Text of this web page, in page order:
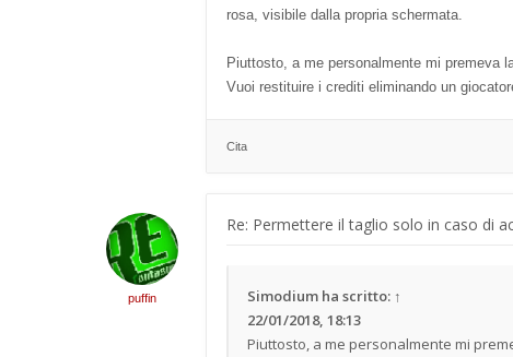
rosa, visibile dalla propria schermata.
Piuttosto, a me personalmente mi premeva
Vuoi restituire i crediti eliminando un
Cita
puffin
Re: Permettere il taglio solo in caso di
Simodium ha scritto: ↑
22/01/2018, 18:13
Piuttosto, a me personalmente mi